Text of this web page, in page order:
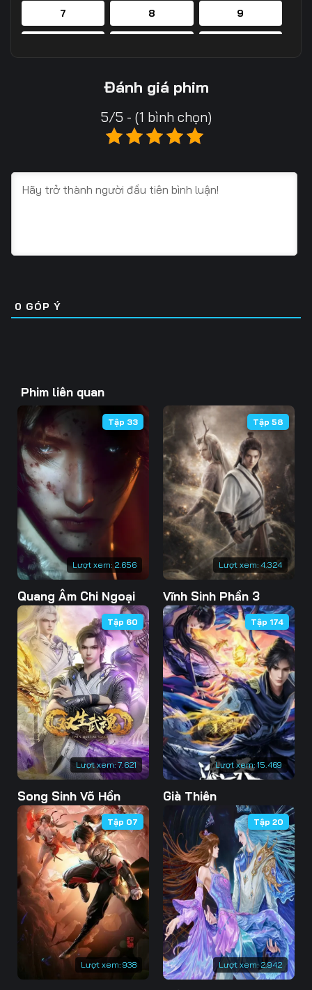
7 8 9
20
25 26
31 32 33
37 38 39
47 48
49 51
52 54
55 57
58 60
61 63
64 66
67 68 69
70 71 72
73 75
76 77 78
79 80 81
82 83 84
85 86 87
88 89 90
91 92 93
94 95 96
97 98 99
100 102
Đánh giá phim
5/5 - (1 bình chọn)
0 GÓP Ý
Phim liên quan
Lượt xem: 2.656
Tập 33
Quang Âm Chi Ngoại
Lượt xem: 4.324
Tập 58
Vĩnh Sinh Phần 3
Lượt xem:7.621
Tập 60
Song Sinh Võ Hồn
Lượt xem: 15.469
Tập 174
Già Thiên
Lượt xem: 938
Tập 07
Lượt xem:2.942
Tập 20